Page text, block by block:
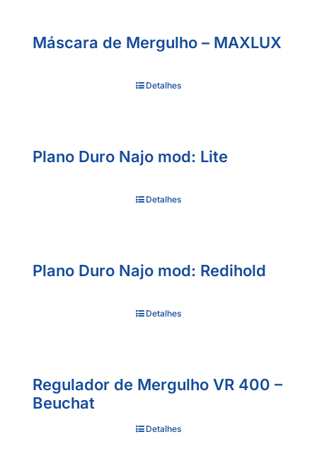
Máscara de Mergulho – MAXLUX
Detalhes
Plano Duro Najo mod: Lite
Detalhes
Plano Duro Najo mod: Redihold
Detalhes
Regulador de Mergulho VR 400 –
Beuchat
Detalhes